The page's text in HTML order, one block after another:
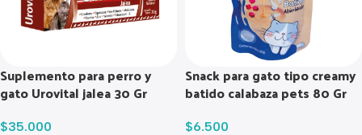
Suplemento para perro y
gato Urovital jalea 30 Gr
$35.000
Snack para gato tipo creamy
batido calabaza pets 80 Gr
$6.500